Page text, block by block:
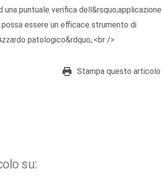
puntuale verifica dell&rsquo;applicazione
essere un efficace strumento di
patologico&rdquo;.<br />
Stampa questo articolo
su: